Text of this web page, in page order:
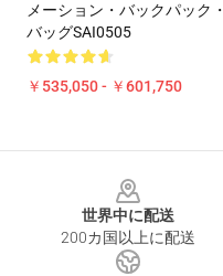
メーション・バックパック・
バッグSAI0505
￥535,050 - ￥601,750
世界中に配送
200カ国以上に配送